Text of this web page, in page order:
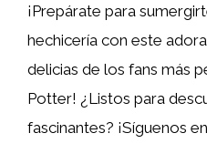
¡Prepárate para
hechicería con este
delicias de los fans más
Potter! ¿Listos para
fascinantes? ¡Síguenos